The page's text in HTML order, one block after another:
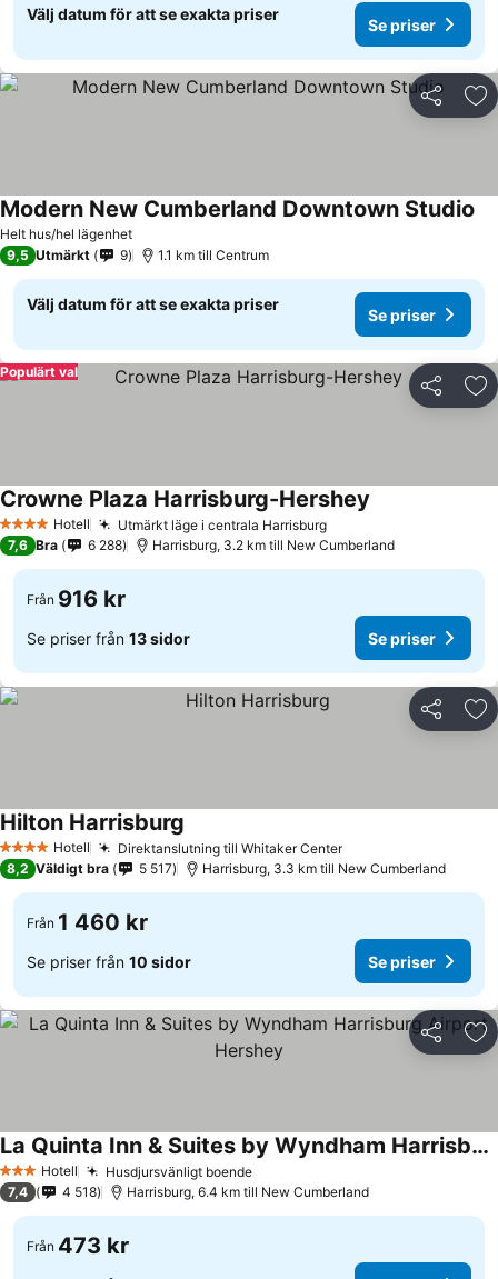
Välj datum för att se exakta priser
Se priser
Dela
Helt hus/hel lägenhet
Modern New Cumberland Downtown Studio
9,5 Utmärkt 9 1.1 km till Centrum
Välj datum för att se exakta priser
Se priser
Dela
Populärt val
4 StjärnorHotell Utmärkt läge i centrala Harrisburg
Crowne Plaza Harrisburg-Hershey
7,6 Bra 6 288 Harrisburg, 3.2 km till New Cumberland
Från 916 kr
Se priser från 13 sidor Se priser
Dela
4 StjärnorHotell Direktanslutning till Whitaker Center
Hilton Harrisburg
8,2 Väldigt bra 5 517 Harrisburg, 3.3 km till New Cumberland
Från 1 460 kr
Se priser från 10 sidor Se priser
Dela
3 StjärnorHotell Husdjursvänligt boende
La Quinta Inn & Suites by Wyndham Harrisburg Airport Hershey
7,4 4 518 Harrisburg, 6.4 km till New Cumberland
Från 473 kr